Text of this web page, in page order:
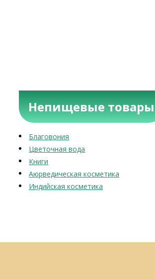
Непищевые товары
Благовония
Цветочная вода
Книги
Аюрведическая косметика
Индийская косметика